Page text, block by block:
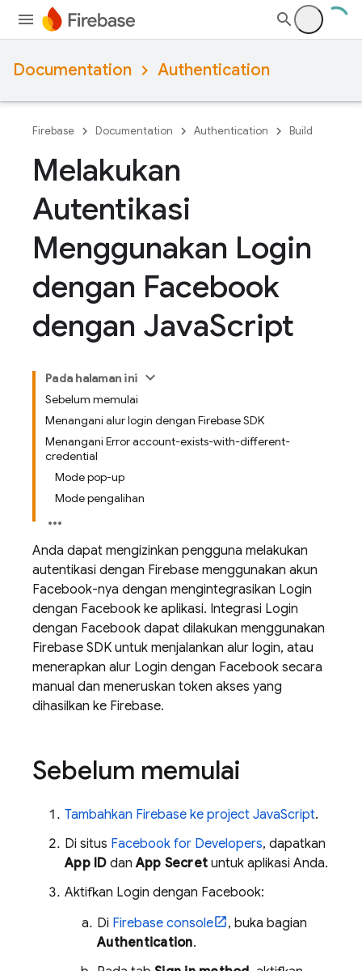
Documentation Authentication
Firebase Documentation Authentication Build
Melakukan
Autentikasi
Menggunakan Login
dengan Facebook
dengan JavaScript
Pada halaman ini
Sebelum memulai
Menangani alur login dengan Firebase SDK
Menangani Error account-exists-with-different-
credential
Mode pop-up
Mode pengalihan
Anda dapat mengizinkan pengguna melakukan
autentikasi dengan Firebase menggunakan akun
Facebook-nya dengan mengintegrasikan Login
dengan Facebook ke aplikasi. Integrasi Login
dengan Facebook dapat dilakukan menggunakan
Firebase SDK untuk menjalankan alur login, atau
menerapkan alur Login dengan Facebook secara
manual dan meneruskan token akses yang
dihasilkan ke Firebase.
Sebelum memulai
Tambahkan Firebase ke project JavaScript.
Di situs Facebook for Developers, dapatkan
App IDdanApp Secret untuk aplikasi Anda.
Aktifkan Login dengan Facebook:
Di Firebase console
, buka bagian
Authentication.